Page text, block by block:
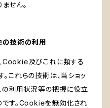
せん。
の技術の利用
、Cookie及びこれに類する
これらの技術は、当ショッ
の利用状況等の把握に役立
です。Cookieを無効化され